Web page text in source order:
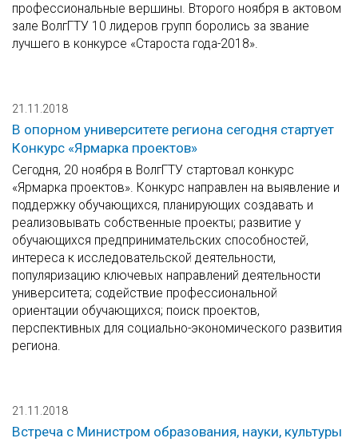
профессиональные вершины. Второго ноября в актовом
зале ВолгГТУ 10 лидеров групп боролись за звание
лучшего в конкурсе «Староста года-2018».
21.11.2018
В опорном университете региона сегодня стартует
Конкурс «Ярмарка проектов»
Сегодня, 20 ноября в ВолгГТУ стартовал конкурс
«Ярмарка проектов». Конкурс направлен на выявление и
поддержку обучающихся, планирующих создавать и
реализовывать собственные проекты; развитие у
обучающихся предпринимательских способностей,
интереса к исследовательской деятельности,
популяризацию ключевых направлений деятельности
университета; содействие профессиональной
ориентации обучающихся; поиск проектов,
перспективных для социально-экономического развития
региона.
21.11.2018
Встреча с Министром образования, науки, культуры